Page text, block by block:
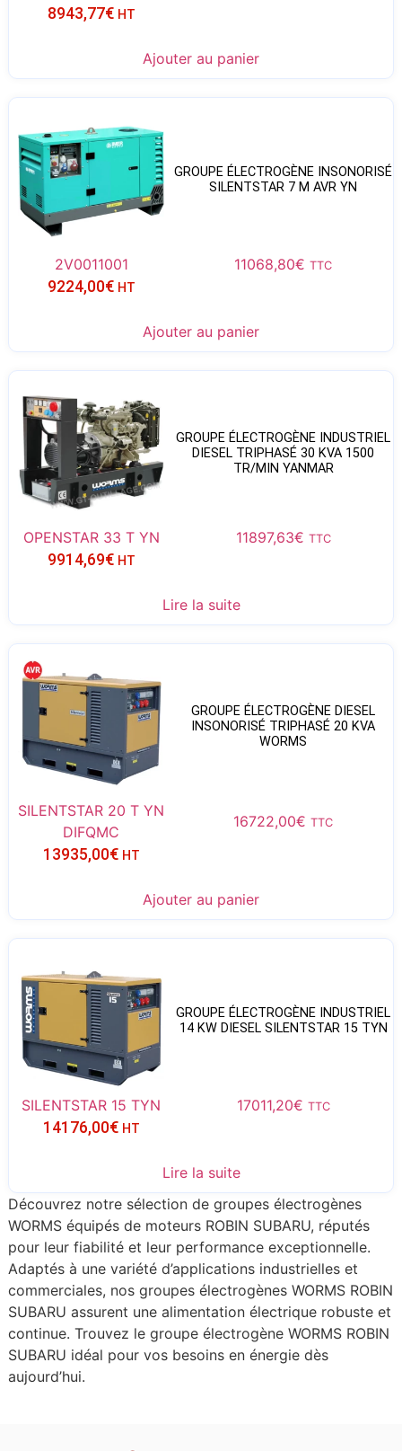
8943,77€ HT
Ajouter au panier
GROUPE ÉLECTROGÈNE INSONORISÉ
SILENTSTAR 7 M AVR YN
2V0011001 11068,80€ TTC
9224,00€ HT
Ajouter au panier
GROUPE ÉLECTROGÈNE INDUSTRIEL
DIESEL TRIPHASÉ 30 KVA 1500
TR/MIN YANMAR
OPENSTAR 33 T YN 11897,63€ TTC
9914,69€ HT
Lire la suite
GROUPE ÉLECTROGÈNE DIESEL
INSONORISÉ TRIPHASÉ 20 KVA
WORMS
SILENTSTAR 20 T YN
DIFQMC
16722,00€ TTC
13935,00€ HT
Ajouter au panier
GROUPE ÉLECTROGÈNE INDUSTRIEL
14 KW DIESEL SILENTSTAR 15 TYN
SILENTSTAR 15 TYN 17011,20€ TTC
14176,00€ HT
Lire la suite
Découvrez notre sélection de groupes électrogènes
WORMS équipés de moteurs ROBIN SUBARU, réputés
pour leur fiabilité et leur performance exceptionnelle.
Adaptés à une variété d’applications industrielles et
commerciales, nos groupes électrogènes WORMS ROBIN
SUBARU assurent une alimentation électrique robuste et
continue. Trouvez le groupe électrogène WORMS ROBIN
SUBARU idéal pour vos besoins en énergie dès
aujourd’hui.